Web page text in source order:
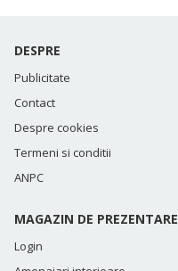
DESPRE
Publicitate
Contact
Despre cookies
Termeni si conditii
ANPC
MAGAZIN DE PREZENTARE
Login